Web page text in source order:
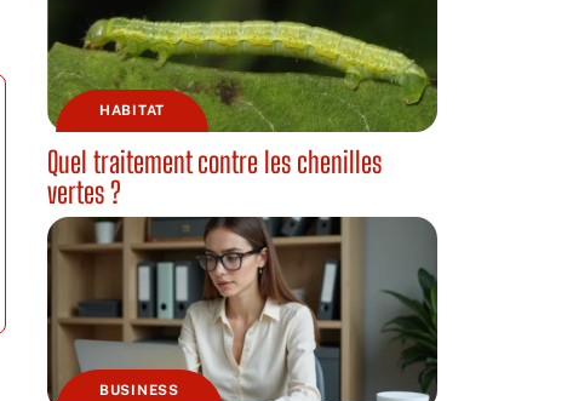
HABITAT
Quel traitement contre les chenilles
vertes ?
BUSINESS